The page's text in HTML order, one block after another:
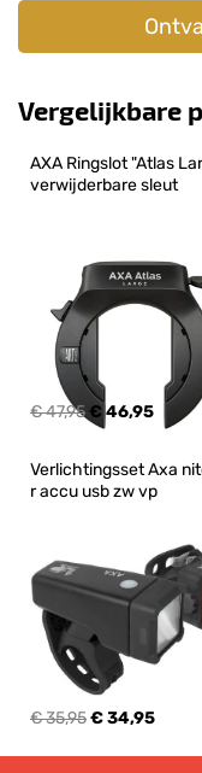
Vergelijkbare
AXA Ringslot "Atlas
verwijderbare sleut
€ 47,95€ 46,95
Verlichtingsset Axa
r accu usb zw vp
€ 35,95€ 34,95